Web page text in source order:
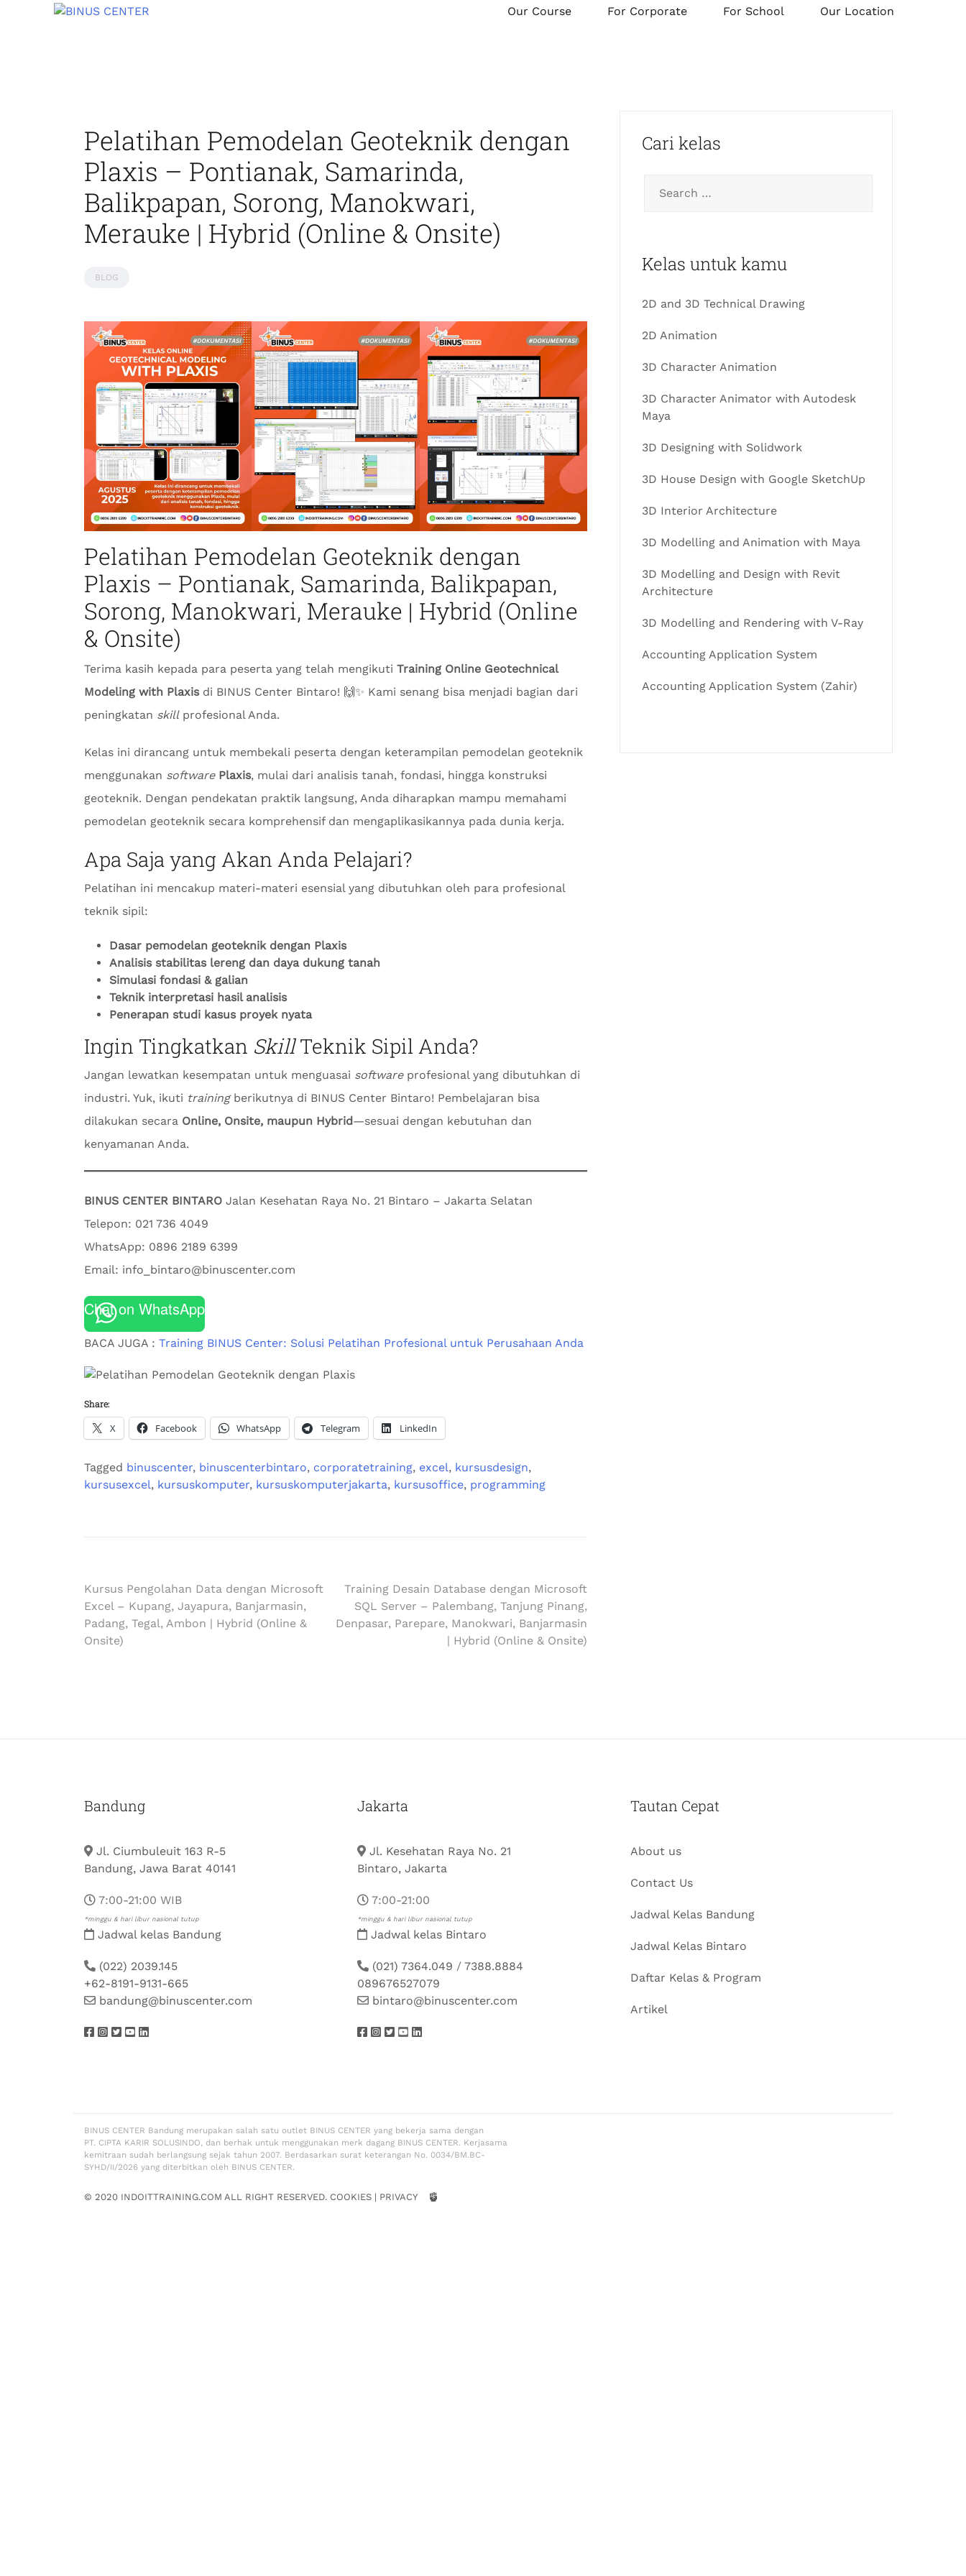
Our Course For Corporate For School Our Location
Pelatihan Pemodelan Geoteknik dengan
Plaxis – Pontianak, Samarinda,
Balikpapan, Sorong, Manokwari,
Merauke | Hybrid (Online & Onsite)
BLOG
Pelatihan Pemodelan Geoteknik dengan
Plaxis – Pontianak, Samarinda, Balikpapan,
Sorong, Manokwari, Merauke | Hybrid (Online
& Onsite)
Terima kasih kepada para peserta yang telah mengikuti Training Online Geotechnical
Modeling with Plaxisdi BINUS Center Bintaro! 🙌✨ Kami senang bisa menjadi bagian dari
peningkatan skillprofesional Anda.
Kelas ini dirancang untuk membekali peserta dengan keterampilan pemodelan geoteknik
menggunakan software Plaxis, mulai dari analisis tanah, fondasi, hingga konstruksi
geoteknik. Dengan pendekatan praktik langsung, Anda diharapkan mampu memahami
pemodelan geoteknik secara komprehensif dan mengaplikasikannya pada dunia kerja.
Apa Saja yang Akan Anda Pelajari?
Pelatihan ini mencakup materi-materi esensial yang dibutuhkan oleh para profesional
teknik sipil:
Dasar pemodelan geoteknik dengan Plaxis
Analisis stabilitas lereng dan daya dukung tanah
Simulasi fondasi & galian
Teknik interpretasi hasil analisis
Penerapan studi kasus proyek nyata
Ingin Tingkatkan SkillTeknik Sipil Anda?
Jangan lewatkan kesempatan untuk menguasai softwareprofesional yang dibutuhkan di
industri. Yuk, ikuti trainingberikutnya di BINUS Center Bintaro! Pembelajaran bisa
dilakukan secara Online, Onsite, maupun Hybrid—sesuai dengan kebutuhan dan
kenyamanan Anda.
BINUS CENTER BINTARO Jalan Kesehatan Raya No. 21 Bintaro – Jakarta Selatan
Telepon: 021 736 4049
WhatsApp: 0896 2189 6399
Email: info_bintaro@binuscenter.com
Chat on WhatsApp
BACA JUGA : Training BINUS Center: Solusi Pelatihan Profesional untuk Perusahaan Anda
Share:
X Facebook WhatsApp Telegram LinkedIn
Tagged binuscenter, binuscenterbintaro, corporatetraining, excel, kursusdesign,
kursusexcel, kursuskomputer, kursuskomputerjakarta, kursusoffice, programming
Kursus Pengolahan Data dengan Microsoft
Excel – Kupang, Jayapura, Banjarmasin,
Padang, Tegal, Ambon | Hybrid (Online &
Onsite)
Training Desain Database dengan Microsoft
SQL Server – Palembang, Tanjung Pinang,
Denpasar, Parepare, Manokwari, Banjarmasin
| Hybrid (Online & Onsite)
Cari kelas
Kelas untuk kamu
2D and 3D Technical Drawing
2D Animation
3D Character Animation
3D Character Animator with Autodesk
Maya
3D Designing with Solidwork
3D House Design with Google SketchUp
3D Interior Architecture
3D Modelling and Animation with Maya
3D Modelling and Design with Revit
Architecture
3D Modelling and Rendering with V-Ray
Accounting Application System
Accounting Application System (Zahir)
Bandung
Jl. Ciumbuleuit 163 R-5
Bandung, Jawa Barat 40141
7:00-21:00 WIB
*minggu & hari libur nasional tutup
Jadwal kelas Bandung
(022) 2039.145
+62-8191-9131-665
bandung@binuscenter.com
Jakarta
Jl. Kesehatan Raya No. 21
Bintaro, Jakarta
7:00-21:00
*minggu & hari libur nasional tutup
Jadwal kelas Bintaro
(021) 7364.049 / 7388.8884
089676527079
bintaro@binuscenter.com
Tautan Cepat
About us
Contact Us
Jadwal Kelas Bandung
Jadwal Kelas Bintaro
Daftar Kelas & Program
Artikel
BINUS CENTER Bandung merupakan salah satu outlet BINUS CENTER yang bekerja sama dengan
PT. CIPTA KARIR SOLUSINDO, dan berhak untuk menggunakan merk dagang BINUS CENTER. Kerjasama
kemitraan sudah berlangsung sejak tahun 2007. Berdasarkan surat keterangan No. 0034/BM.BC-
SYHD/II/2026 yang diterbitkan oleh BINUS CENTER.
© 2020 INDOITTRAINING.COM ALL RIGHT RESERVED. COOKIES | PRIVACY